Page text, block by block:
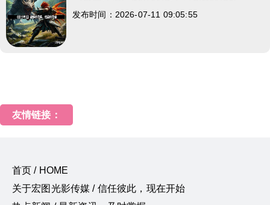
发布时间：2026-07-11 09:05:55
友情链接：
首页 / HOME
关于宏图光影传媒 / 信任彼此，现在开始